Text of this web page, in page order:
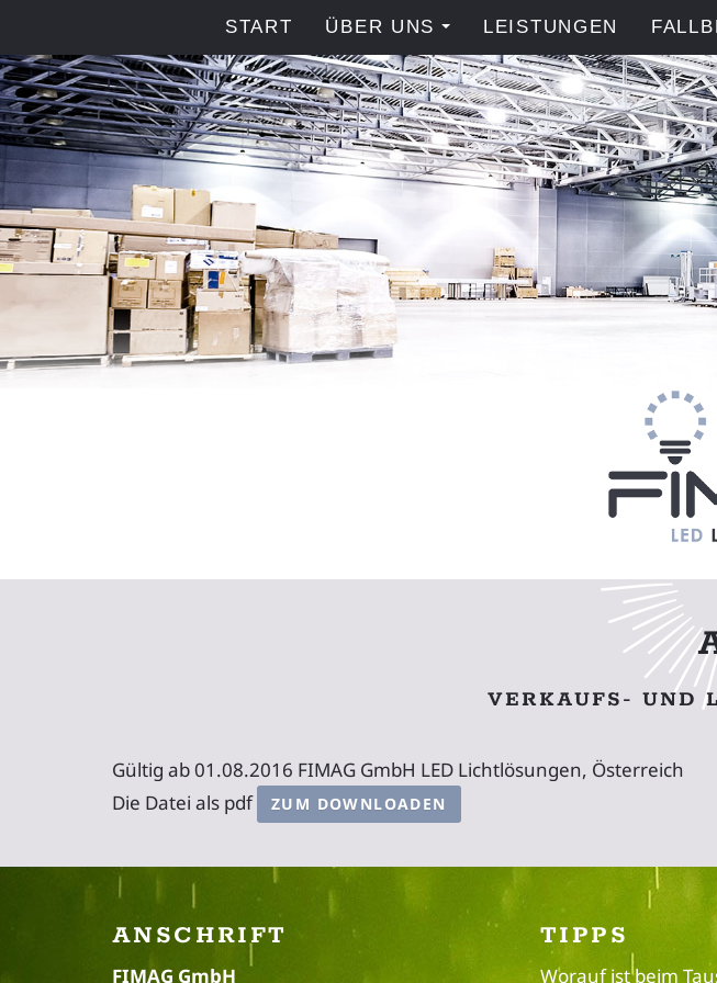
START ÜBER UNS LEISTUNGEN
VERKAUFS- UND
Gültig ab 01.08.2016 FIMAG GmbH LED Lichtlösungen, Österreich
Die Datei als pdf
ZUM DOWNLOADEN
ANSCHRIFT
FIMAG GmbH
TIPPS
Worauf ist beim